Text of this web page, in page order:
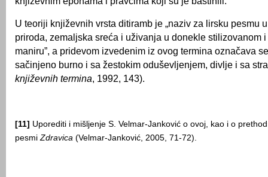
U teoriji književnih vrsta ditiramb je „naziv za lirsku pesmu
priroda, zemaljska sreća i uživanja u donekle stilizovanom
maniru”, a pridevom izvedenim iz ovog termina označava
sačinjeno burno i sa žestokim oduševljenjem, divlje i sa
književnih termina, 1992, 143).
[11] Uporediti i mišljenje S. Velmar-Janković o ovoj, kao i o
pesmiZdravica (Velmar-Janković, 2005, 71-72).